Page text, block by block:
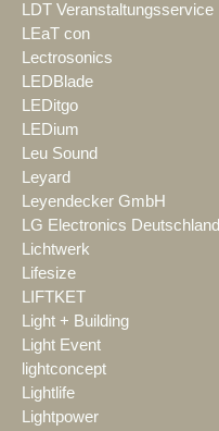
LDT Veranstaltungsservice
LEaT con
Lectrosonics
LEDBlade
LEDitgo
LEDium
Leu Sound
Leyard
Leyendecker GmbH
LG Electronics Deutschland
Lichtwerk
Lifesize
LIFTKET
Light + Building
Light Event
lightconcept
Lightlife
Lightpower